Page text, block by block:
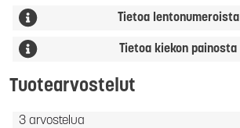
Tietoa lentonumeroista
Tietoa kiekon painosta
Tuotearvostelut
3 arvostelua